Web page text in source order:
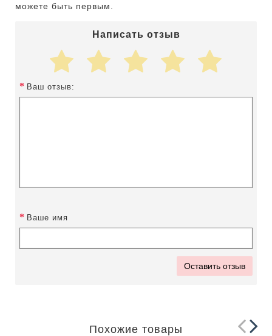
можете быть первым.
Написать отзыв
Ваш отзыв:
Ваше имя
Оставить отзыв
Похожие товары